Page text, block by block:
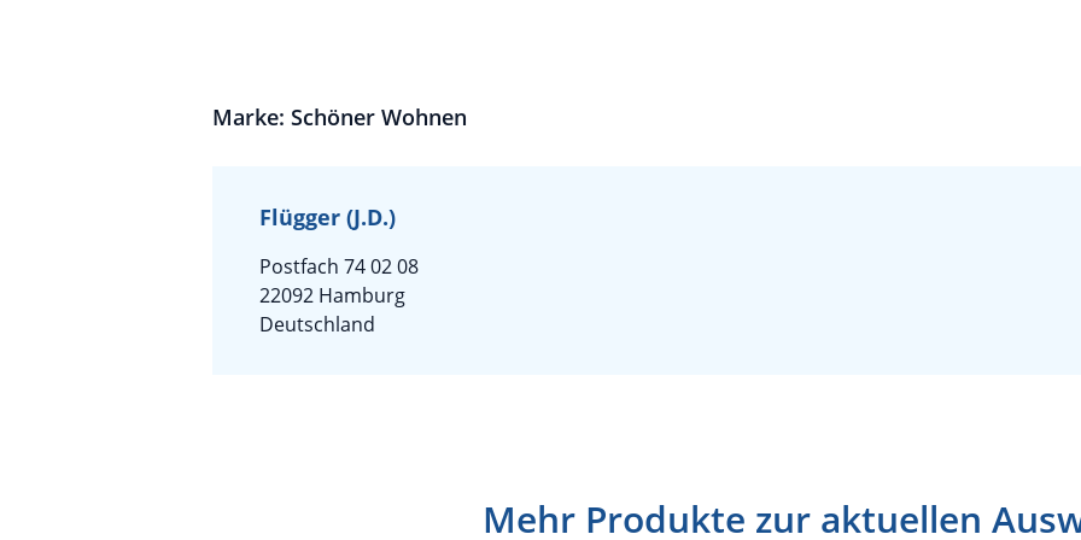
Marke: Schöner Wohnen
Flügger (J.D.)
Postfach 74 02 08
22092 Hamburg
Deutschland
Mehr Produkte zur aktuellen